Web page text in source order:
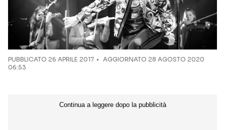
PUBBLICATO 26 APRILE 2017
AGGIORNATO 28 AGOSTO 2020
06:53